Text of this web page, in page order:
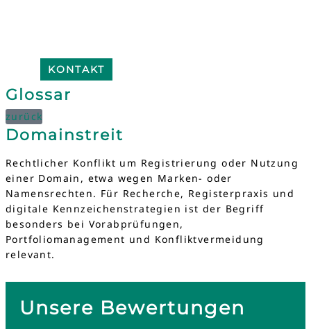
KONTAKT
Glossar
zurück
Domainstreit
Rechtlicher Konflikt um Registrierung oder Nutzung
einer Domain, etwa wegen Marken- oder
Namensrechten. Für Recherche, Registerpraxis und
digitale Kennzeichenstrategien ist der Begriff
besonders bei Vorabprüfungen,
Portfoliomanagement und Konfliktvermeidung
relevant.
Unsere Bewertungen